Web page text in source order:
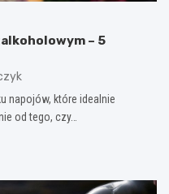
– 5
napojów, które idealnie
od tego, czy…